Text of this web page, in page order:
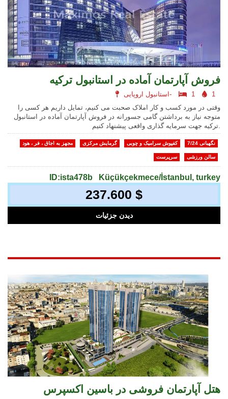
فروش آپارتمان آماده در استانبول ترکیه
استانبول اروپایی- 1
1
وقتی در مورد کسب و کار املاک صحبت می کنیم، تمایل داریم هر کسی را
متوجه نیاز به برداشتن گامی جسورانه در فروش آپارتمان آماده در استانبول
ترکیه جهت سرمایه گذاری واقعی پیشنهاد کنیم.
مجهز به اجاق ، فر ، هود گرمایش مرکزی کفپوش سرامیک و چوبی نگهبانی 7/24
سرپرست سالن ورزشی
ID:ista478b Küçükçekmece/İstanbul, turkey
237.600 $
دیدن جزئیات
هتل آپارتمان فروشی در باسین اکسپرس